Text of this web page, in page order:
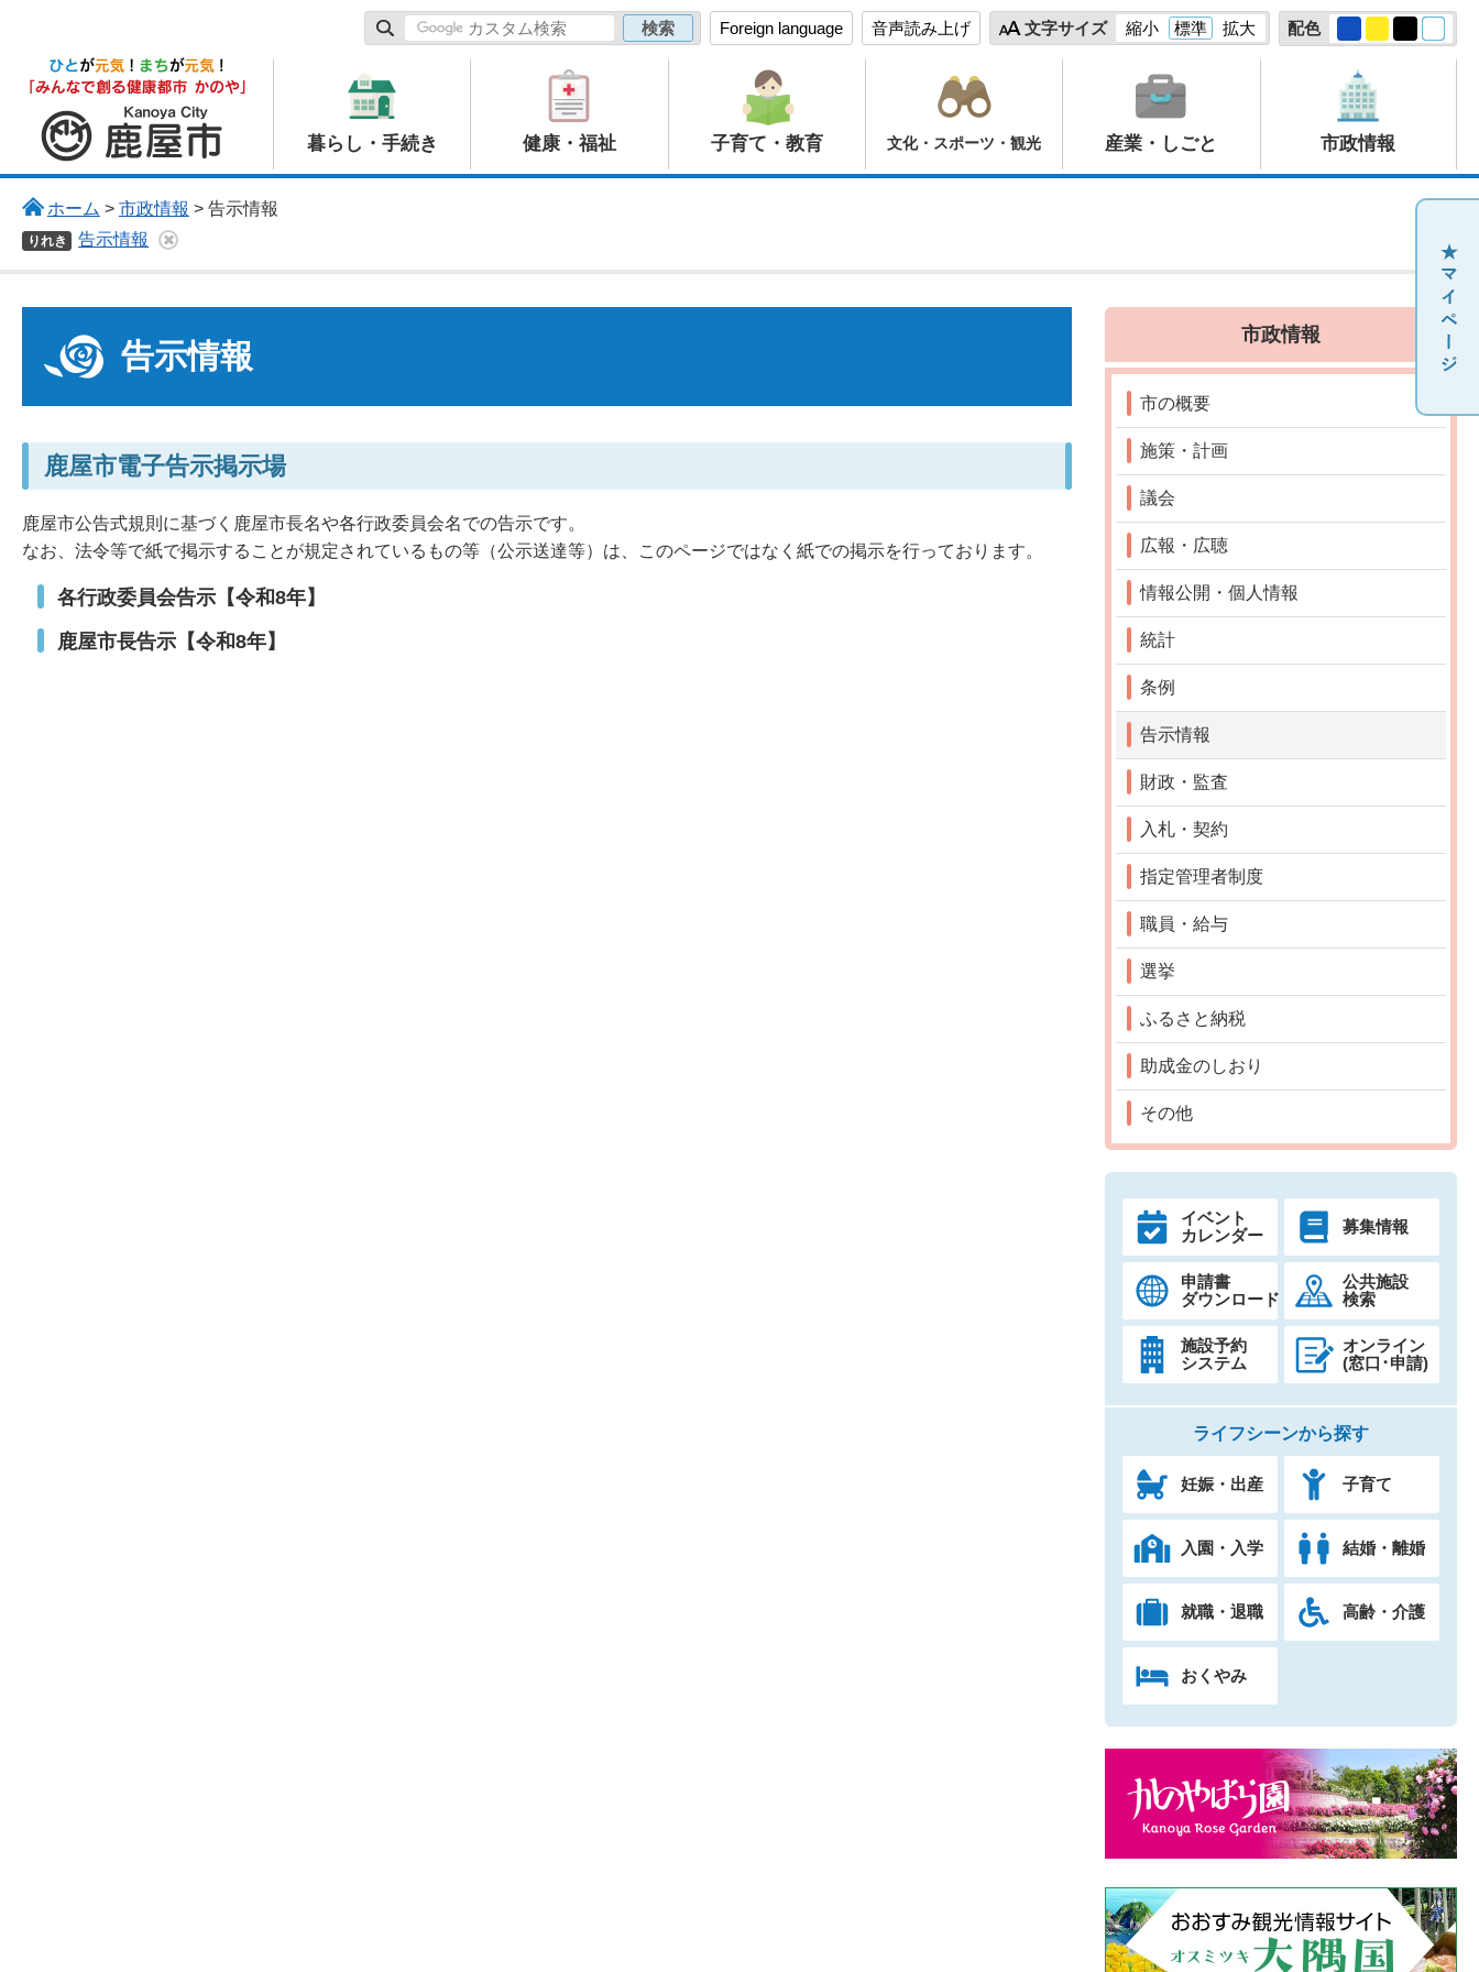
Foreign language 音声読み上げ 文字サイズ 縮小 標準 拡大 配色
鹿屋市
暮らし・手続き 健康・福祉 子育て・教育 文化・スポーツ・観光 産業・しごと 市政情報
ホーム > 市政情報 > 告示情報
りれき 告示情報
告示情報
鹿屋市電子告示掲示場
鹿屋市公告式規則に基づく鹿屋市長名や各行政委員会名での告示です。
なお、法令等で紙で掲示することが規定されているもの等（公示送達等）は、このページではなく紙での掲示を行っております。
各行政委員会告示【令和8年】
鹿屋市長告示【令和8年】
市政情報
市の概要
施策・計画
議会
広報・広聴
情報公開・個人情報
統計
条例
告示情報
財政・監査
入札・契約
指定管理者制度
職員・給与
選挙
ふるさと納税
助成金のしおり
その他
イベント
カレンダー
募集情報
申請書
ダウンロード
公共施設
検索
施設予約
システム
オンライン
(窓口･申請)
ライフシーンから探す
妊娠・出産 子育て
入園・入学 結婚・離婚
就職・退職 高齢・介護
おくやみ